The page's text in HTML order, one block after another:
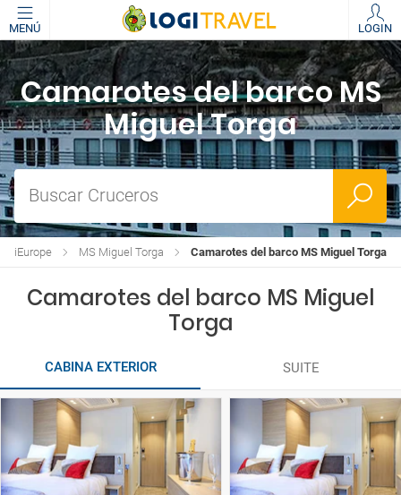
MENÚ LOGIN
Camarotes del barco MS
Miguel Torga
Buscar Cruceros
Camarotes del barco MS Miguel Torga
MS Miguel Torga
Camarotes del barco MS Miguel
Torga
CABINA EXTERIOR SUITE